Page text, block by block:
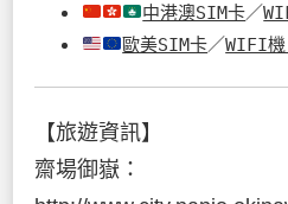
中港澳SIM卡／
歐美SIM卡／WIFI
【旅遊資訊】
齋場御嶽：